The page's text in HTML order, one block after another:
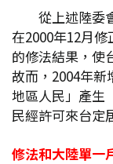
從上述陸委
在2000年12月
的修法結果，使
故而，2004年新
地區人民」產生
民經許可來台定
修法和大陸單一